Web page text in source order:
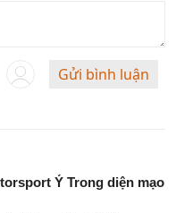
Gửi bình luận
Ý Trong diện mạo